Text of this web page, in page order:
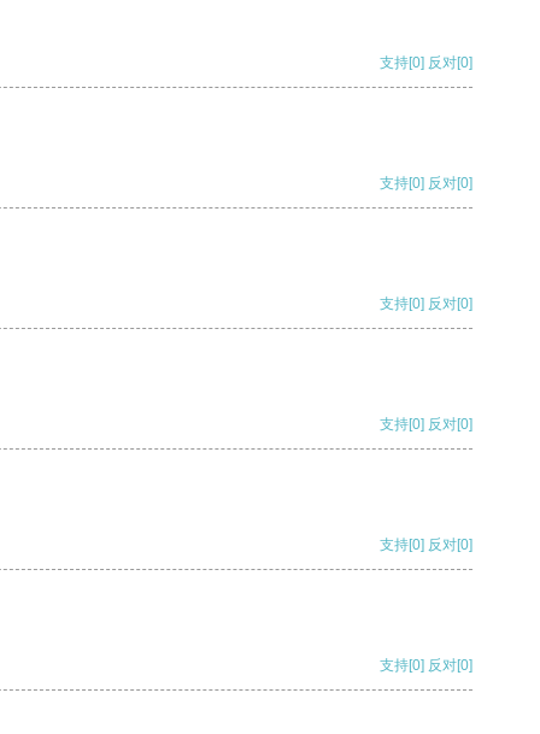
支持[0] 反对[0]
支持[0] 反对[0]
支持[0] 反对[0]
支持[0] 反对[0]
支持[0] 反对[0]
支持[0] 反对[0]